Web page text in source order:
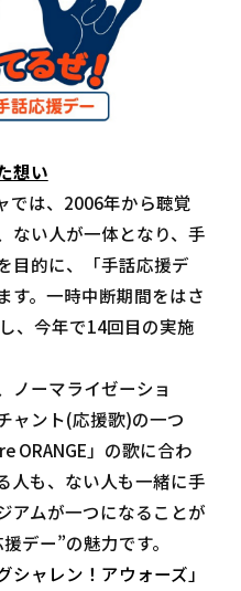
想い
では、2006年から聴覚
ない人が一体となり、手
目的に、「手話応援デ
す。一時中断期間をはさ
、今年で14回目の実施
ノーマライゼーショ
ャント(応援歌)の一つ
ORANGE」の歌に合わ
人も、ない人も一緒に手
アムが一つになることが
デー”の魅力です。
シャレン！アウォーズ」